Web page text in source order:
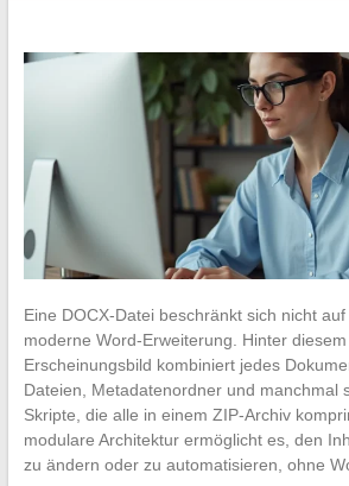
Eine DOCX-Datei beschränkt sich nicht
moderne Word-Erweiterung. Hinter
Erscheinungsbild kombiniert jedes
Dateien, Metadatenordner und manchmal
Skripte, die alle in einem ZIP-Archiv
modulare Architektur ermöglicht es, den
zu ändern oder zu automatisieren, ohne